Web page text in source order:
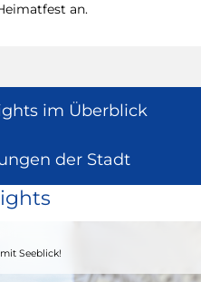
an.
im Überblick
der Stadt
Seeblick!